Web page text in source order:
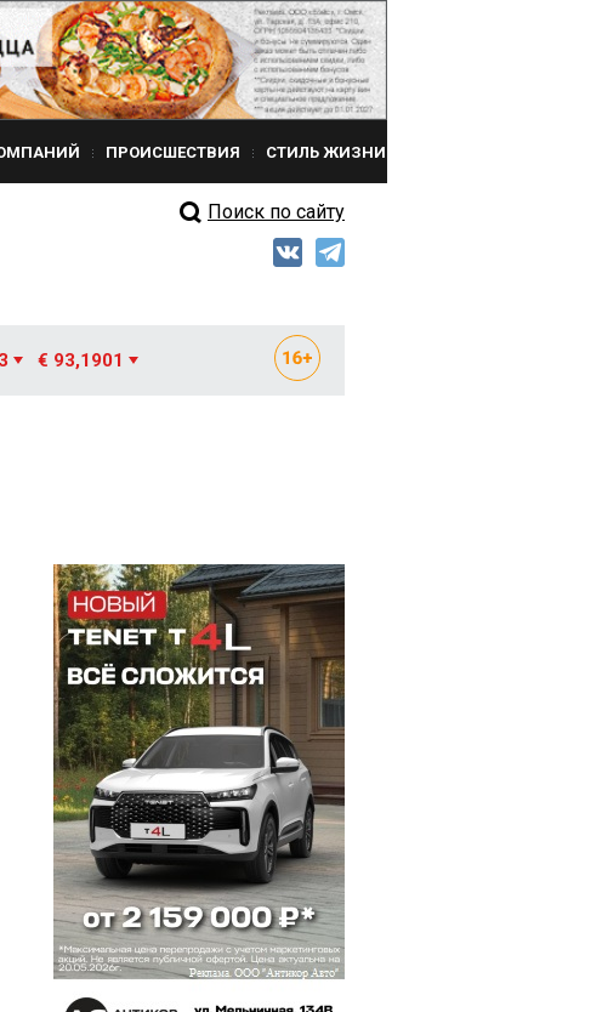
ПРОИСШЕСТВИЯ СТИЛЬ ЖИЗНИ
Поиск по сайту
€ 93,1901